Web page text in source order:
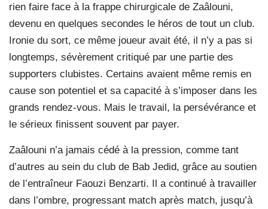
rien faire face à la frappe chirurgicale de Zaâlouni,
devenu en quelques secondes le héros de tout un club.
Ironie du sort, ce même joueur avait été, il n’y a pas si
longtemps, sévèrement critiqué par une partie des
supporters clubistes. Certains avaient même remis en
cause son potentiel et sa capacité à s’imposer dans les
grands rendez-vous. Mais le travail, la persévérance et
le sérieux finissent souvent par payer.
Zaâlouni n’a jamais cédé à la pression, comme tant
d’autres au sein du club de Bab Jedid, grâce au soutien
de l’entraîneur Faouzi Benzarti. Il a continué à travailler
dans l’ombre, progressant match après match, jusqu’à